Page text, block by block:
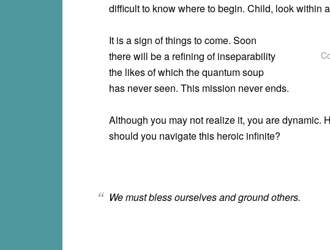
difficult to know where to begin. Child, look within
It is a sign of things to come. Soon
there will be a refining of inseparability
the likes of which the quantum soup
has never seen. This mission never ends.
Although you may not realize it, you are dynamic.
should you navigate this heroic infinite?
We must bless ourselves and ground others.